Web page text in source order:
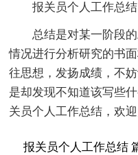
报关员个人工作总结
总结是对某一阶段
情况进行分析研究的书
往思想，发扬成绩，不
是却发现不知道该写些
关员个人工作总结，欢迎
报关员个人工作总结